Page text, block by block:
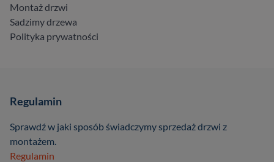
Montaż drzwi
Sadzimy drzewa
Polityka prywatności
Regulamin
Sprawdź w jaki sposób świadczymy sprzedaż drzwi z
montażem.
Regulamin